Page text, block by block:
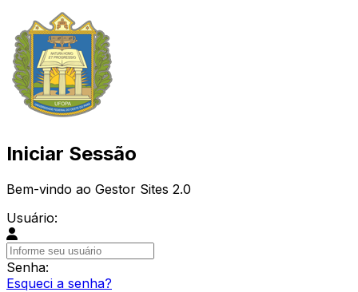
Iniciar Sessão
Bem-vindo ao Gestor Sites 2.0
Usuário:
Senha:
Esqueci a senha?